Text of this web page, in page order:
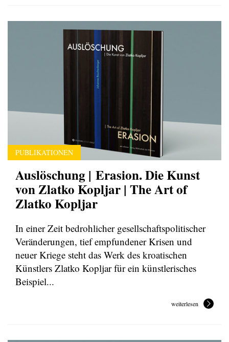
PUBLIKATIONEN
Auslöschung | Erasion. Die Kunst
von Zlatko Kopljar | The Art of
Zlatko Kopljar
In einer Zeit bedrohlicher gesellschaftspolitischer
Veränderungen, tief empfundener Krisen und
neuer Kriege steht das Werk des kroatischen
Künstlers Zlatko Kopljar für ein künstlerisches
Beispiel...
weiterlesen